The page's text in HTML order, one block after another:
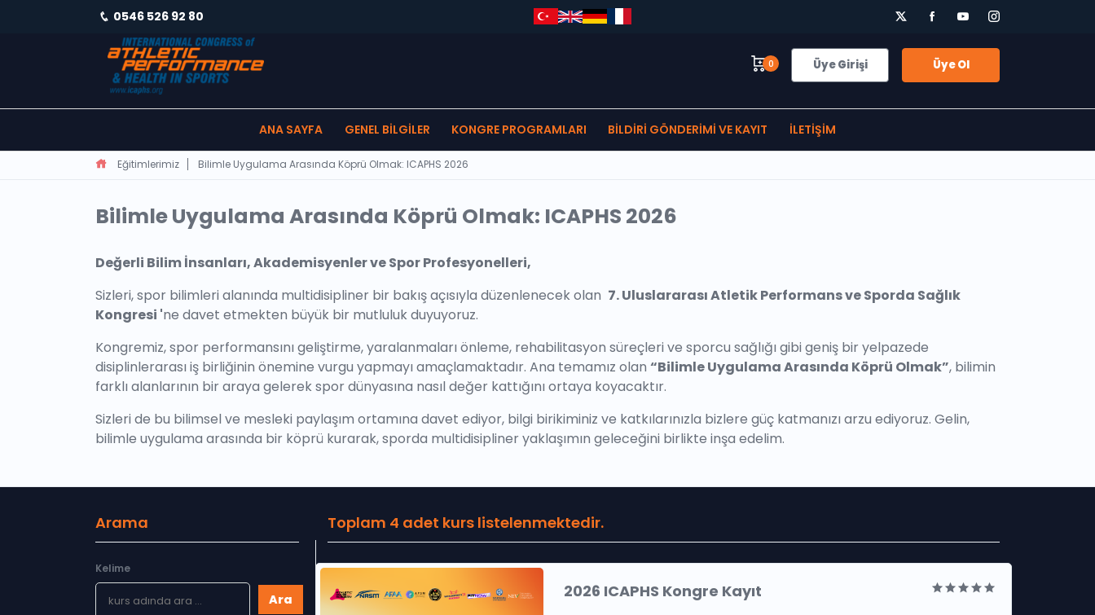
0546 526 92 80
ANA SAYFA GENEL BILGILER KONGRE PROGRAMLARI BILDIRI GÖNDERIMI VE KAYIT İLETIŞIM
0 Üye Girişi Üye Ol
Eğitimlerimiz Bilimle Uygulama Arasında Köprü Olmak: ICAPHS 2026
Bilimle Uygulama Arasında Köprü Olmak: ICAPHS 2026
Değerli Bilim İnsanları, Akademisyenler ve Spor Profesyonelleri,
Sizleri, spor bilimleri alanında multidisipliner bir bakış açısıyla düzenlenecek olan 7. Uluslararası Atletik Performans ve Sporda Sağlık
Kongresi 'ne davet etmekten büyük bir mutluluk duyuyoruz.
Kongremiz, spor performansını geliştirme, yaralanmaları önleme, rehabilitasyon süreçleri ve sporcu sağlığı gibi geniş bir yelpazede
disiplinlerarası iş birliğinin önemine vurgu yapmayı amaçlamaktadır. Ana temamız olan “Bilimle Uygulama Arasında Köprü Olmak”, bilimin
farklı alanlarının bir araya gelerek spor dünyasına nasıl değer kattığını ortaya koyacaktır.
Sizleri de bu bilimsel ve mesleki paylaşım ortamına davet ediyor, bilgi birikiminiz ve katkılarınızla bizlere güç katmanızı arzu ediyoruz. Gelin,
bilimle uygulama arasında bir köprü kurarak, sporda multidisipliner yaklaşımın geleceğini birlikte inşa edelim.
Arama
Kelime
Ara
Toplam 4 adet kurs listelenmektedir.
2026 ICAPHS Kongre Kayıt